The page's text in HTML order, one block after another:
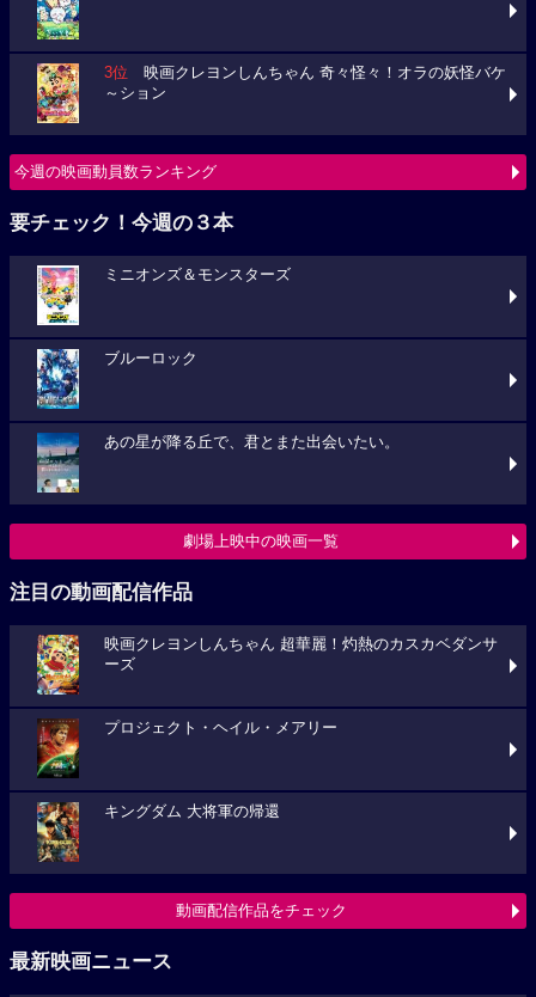
3位 映画クレヨンしんちゃん 奇々怪々！オラの妖怪バケ
～ション
今週の映画動員数ランキング
要チェック！今週の３本
ミニオンズ＆モンスターズ
ブルーロック
あの星が降る丘で、君とまた出会いたい。
劇場上映中の映画一覧
注目の動画配信作品
映画クレヨンしんちゃん 超華麗！灼熱のカスカベダンサ
ーズ
プロジェクト・ヘイル・メアリー
キングダム 大将軍の帰還
動画配信作品をチェック
最新映画ニュース